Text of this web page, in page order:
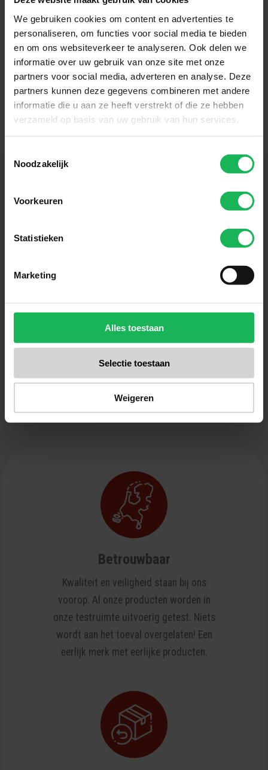
We gebruiken cookies om content en advertenties te
personaliseren, om functies voor social media te bieden
en om ons websiteverkeer te analyseren. Ook delen we
informatie over uw gebruik van onze site met onze
partners voor social media, adverteren en analyse. Deze
partners kunnen deze gegevens combineren met andere
informatie die u aan ze heeft verstrekt of die ze hebben
verzameld op basis van uw gebruik van hun services.
Noodzakelijk
Voorkeuren
Statistieken
Marketing
Alles toestaan
Selectie toestaan
Weigeren
Blijf up-to-date via onze sociale kanalen!
Ontvang de laatste aanbiedingen en productintroducties
Betrouwbaar
Kwaliteit en veiligheid staan bij ons
voorop. Al onze producten worden in
onze testruimte uitvoerig getest. Niets
wordt aan het toeval overgelaten! Een
eerlijk merk met eerlijke producten.